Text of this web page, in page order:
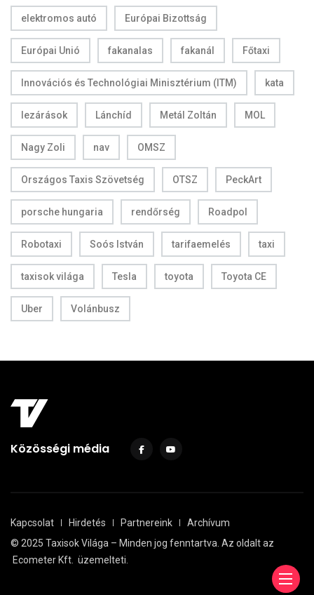
elektromos autó Európai Bizottság
Európai Unió fakanalas fakanál Főtaxi
Innovációs és Technológiai Minisztérium (ITM) kata
lezárások Lánchíd Metál Zoltán MOL
Nagy Zoli nav OMSZ
Országos Taxis Szövetség OTSZ PeckArt
porsche hungaria rendőrség Roadpol
Robotaxi Soós István tarifaemelés taxi
taxisok világa Tesla toyota Toyota CE
Uber Volánbusz
Közösségi média
Kapcsolat Hirdetés Partnereink
Archívum
© 2025 Taxisok Világa – Minden jog fenntartva. Az oldalt az
Ecometer Kft. üzemelteti.